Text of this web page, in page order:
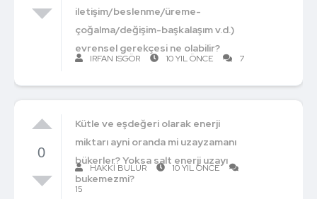
iletişim/beslenme/üreme-
çoğalma/değişim-başkalaşım v.d.)
evrensel gerekçesi ne olabilir?
IRFAN ISGÖR 10 YIL ÖNCE 7
0
Kütle ve eşdeğeri olarak enerji
miktarı ayni oranda mi uzayzamanı
bükerler? Yoksa salt enerji uzayı
bukemezmi?
HAKKI BULUR
10 YIL ÖNCE
15